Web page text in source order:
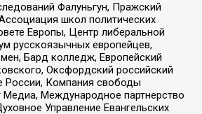
Фалуньгун, Пражский
школ политических
Европы, Центр либеральной
русскоязычных европейцев,
Бард колледж, Европейский
Оксфордский российский
Компания свободы
Международное партнерство
Управление Евангельских